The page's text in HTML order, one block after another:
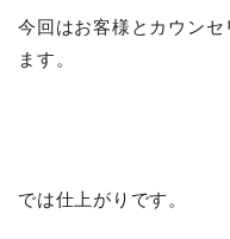
今回はお客様とカウン
ます。
では仕上がりです。